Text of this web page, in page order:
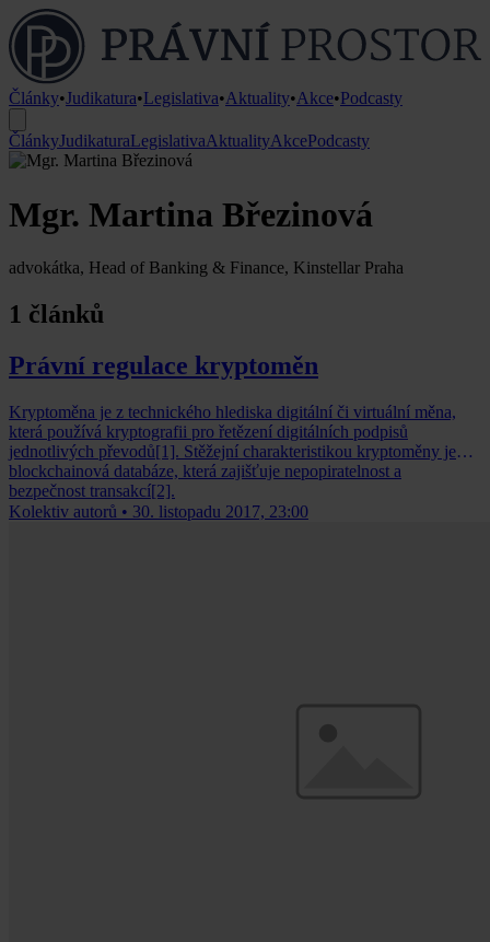
Články•Judikatura•Legislativa•Aktuality•Akce•Podcasty
ČlánkyJudikaturaLegislativaAktualityAkcePodcasty
Mgr. Martina Březinová
advokátka, Head of Banking & Finance, Kinstellar Praha
1 článků
Právní regulace kryptoměn
Kryptoměna je z technického hlediska digitální či virtuální měna,
která používá kryptografii pro řetězení digitálních podpisů
jednotlivých převodů[1]. Stěžejní charakteristikou kryptoměny je
blockchainová databáze, která zajišťuje nepopiratelnost a
bezpečnost transakcí[2].
Kolektiv autorů • 30. listopadu 2017, 23:00